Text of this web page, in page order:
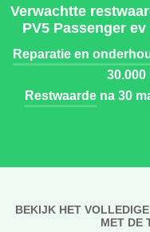
Verwachtte
PV5 Passenger
Reparatie en
Restwaardena 30
BEKIJK HET
MET DE